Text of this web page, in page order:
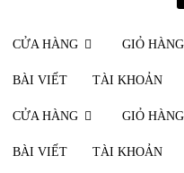
CỬA HÀNG GIỎ HÀNG
BÀI VIẾT TÀI KHOẢN
CỬA HÀNG GIỎ HÀNG
BÀI VIẾT TÀI KHOẢN